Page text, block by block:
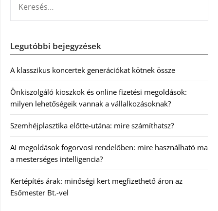
Legutóbbi bejegyzések
A klasszikus koncertek generációkat kötnek össze
Önkiszolgáló kioszkok és online fizetési megoldások:
milyen lehetőségeik vannak a vállalkozásoknak?
Szemhéjplasztika előtte-utána: mire számíthatsz?
AI megoldások fogorvosi rendelőben: mire használható ma
a mesterséges intelligencia?
Kertépítés árak: minőségi kert megfizethető áron az
Esőmester Bt.-vel